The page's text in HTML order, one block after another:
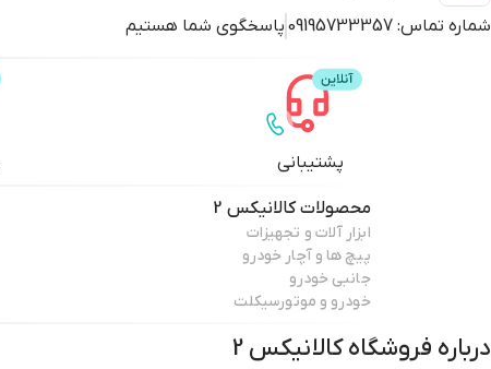
شماره تماس: 09195733357 پاسخگوی شما هستیم
پشتیبانی
محصولاتکالانیکس 2
ابزار آلات و تجهیزات
پیچ ها و آچار خودرو
جانبی خودرو
خودرو و موتورسیکلت
درباره فروشگاهکالانیکس 2